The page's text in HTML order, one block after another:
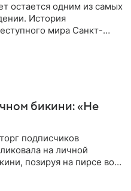
остается одним из самых
История
мира Санкт-
бикини: «Не
подписчиков
на личной
позируя на пирсе во